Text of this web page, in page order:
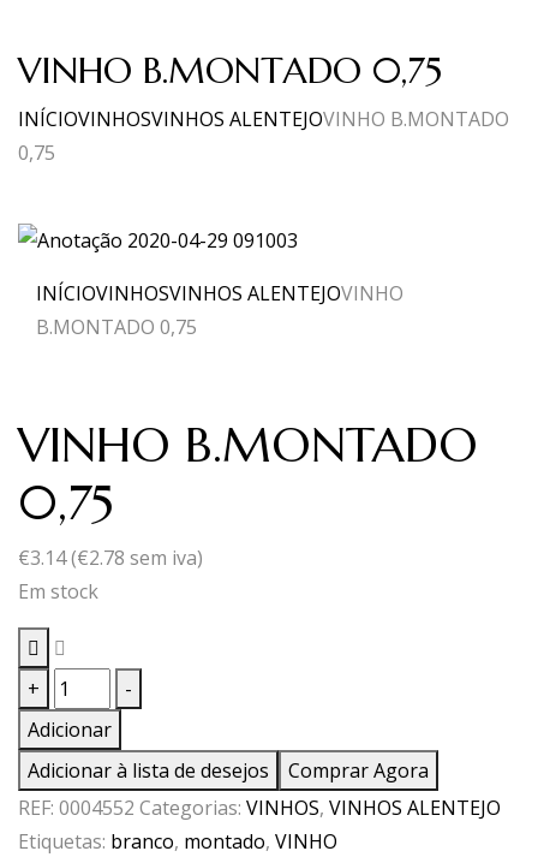
VINHO B.MONTADO 0,75
INÍCIOVINHOSVINHOS ALENTEJOVINHO B.MONTADO
0,75
INÍCIOVINHOSVINHOS ALENTEJOVINHO
B.MONTADO 0,75
VINHO B.MONTADO
0,75
€3.14(€2.78 sem iva)
Em stock
+
Quantidade
de
VINHO
B.MONTADO
0,75
-
Adicionar
Adicionar à lista de desejos
Comprar Agora
REF: 0004552 Categorias: VINHOS, VINHOS ALENTEJO
Etiquetas: branco, montado, VINHO